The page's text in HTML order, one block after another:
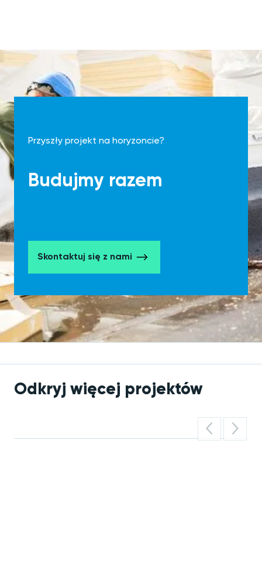
Przyszły projekt na horyzoncie?
Budujmy razem
Skontaktuj się z nami
Odkryj więcej projektów